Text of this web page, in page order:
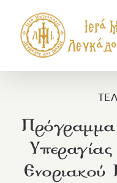
περιεχόμενο